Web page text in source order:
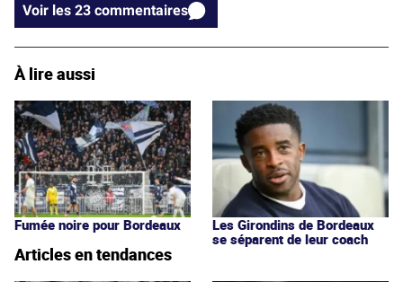
Voir les 23 commentaires
À lire aussi
Fumée noire pour Bordeaux
Les Girondins de Bordeaux
se séparent de leur coach
Articles en tendances